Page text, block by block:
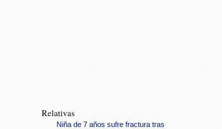
Relativas
Niña de 7 años sufre fractura tras